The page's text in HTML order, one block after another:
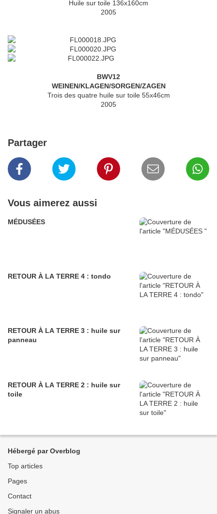
Huile sur toile 136x160cm
2005
BWV12
WEINEN/KLAGEN/SORGEN/ZAGEN
Trois des quatre huile sur toile 55x46cm
2005
Partager
Vous aimerez aussi
MÉDUSÉES
RETOUR À LA TERRE 4 : tondo
RETOUR À LA TERRE 3 : huile sur
panneau
RETOUR À LA TERRE 2 : huile sur
toile
Hébergé par Overblog
Top articles
Pages
Contact
Signaler un abus